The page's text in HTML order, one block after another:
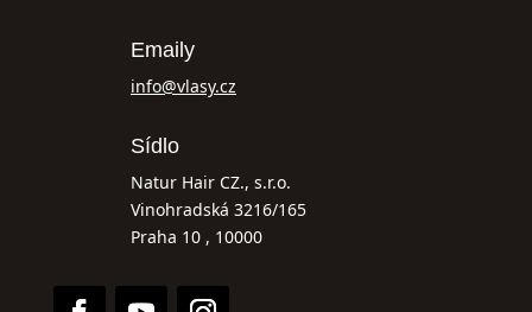
Emaily
info@vlasy.cz
Sídlo
Natur Hair CZ., s.r.o.
Vinohradská 3216/165
Praha 10 , 10000